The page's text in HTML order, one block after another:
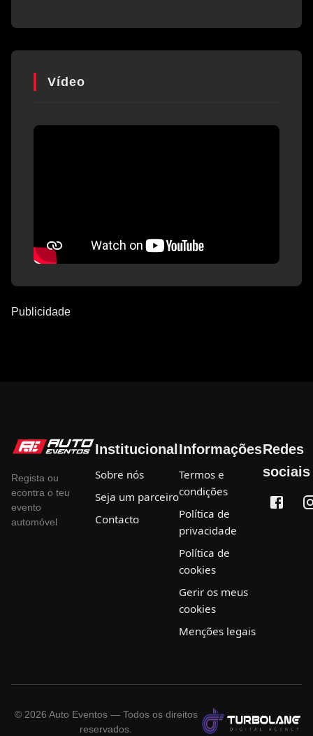
Vídeo
Publicidade
Regista ou
econtra o teu
evento
automóvel
Institucional
Sobre nós
Seja um parceiro
Contacto
Informações
Termos e
condições
Política de
privacidade
Política de
cookies
Gerir os meus
cookies
Menções legais
Redes
sociais
© 2026 Auto Eventos — Todos os direitos
reservados.